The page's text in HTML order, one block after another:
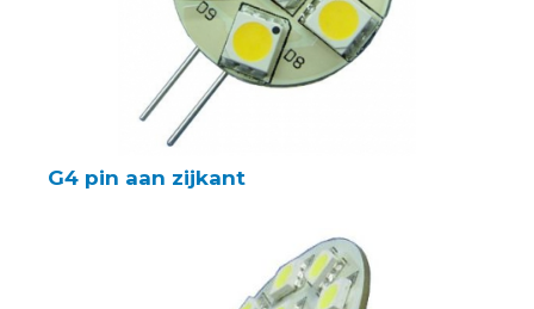
G4 pin aan zijkant